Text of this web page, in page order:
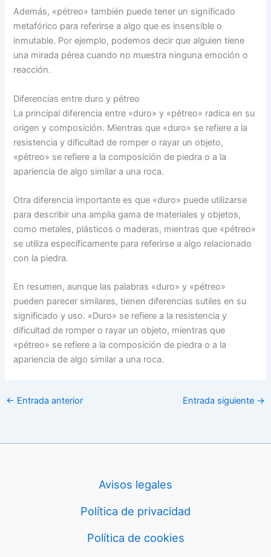
Además, «pétreo» también puede tener un significado
metafórico para referirse a algo que es insensible o
inmutable. Por ejemplo, podemos decir que alguien tiene
una mirada pérea cuando no muestra ninguna emoción o
reacción.
Diferencias entre duro y pétreo
La principal diferencia entre «duro» y «pétreo» radica en su
origen y composición. Mientras que «duro» se refiere a la
resistencia y dificultad de romper o rayar un objeto,
«pétreo» se refiere a la composición de piedra o a la
apariencia de algo similar a una roca.
Otra diferencia importante es que «duro» puede utilizarse
para describir una amplia gama de materiales y objetos,
como metales, plásticos o maderas, mientras que «pétreo»
se utiliza específicamente para referirse a algo relacionado
con la piedra.
En resumen, aunque las palabras «duro» y «pétreo»
pueden parecer similares, tienen diferencias sutiles en su
significado y uso. «Duro» se refiere a la resistencia y
dificultad de romper o rayar un objeto, mientras que
«pétreo» se refiere a la composición de piedra o a la
apariencia de algo similar a una roca.
← Entrada anterior Entrada siguiente →
Avisos legales
Política de privacidad
Política de cookies